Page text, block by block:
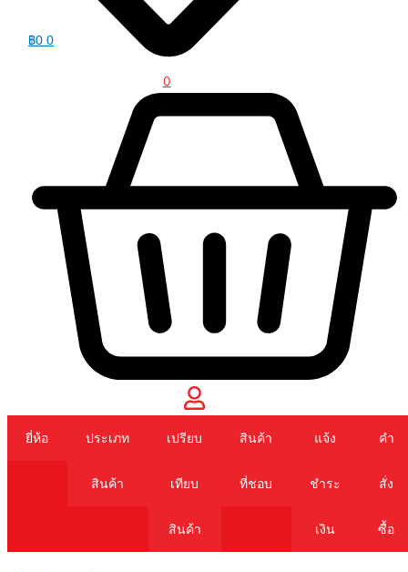
0
฿0 0
Cart
ยี่ห้อ ประเภท
สินค้า
เปรียบ
เทียบ
สินค้า
สินค้า
ที่ชอบ
แจ้ง
ชำระ
เงิน
คำ
สั่ง
ซื้อ